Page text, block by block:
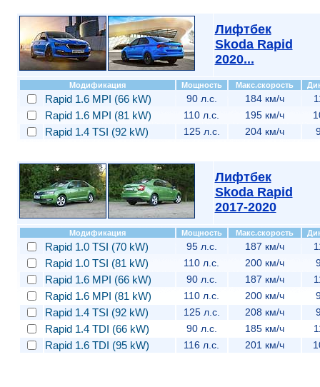
Лифтбек
Skoda Rapid
2020...
Модификация Мощность Макс.скорость
Rapid 1.6 MPI (66 kW) 90 л.с. 184 км/ч
Rapid 1.6 MPI (81 kW) 110 л.с. 195 км/ч
Rapid 1.4 TSI (92 kW) 125 л.с. 204 км/ч
Лифтбек
Skoda Rapid
2017-2020
Модификация Мощность Макс.скорость
Rapid 1.0 TSI (70 kW) 95 л.с. 187 км/ч
Rapid 1.0 TSI (81 kW) 110 л.с. 200 км/ч
Rapid 1.6 MPI (66 kW) 90 л.с. 187 км/ч
Rapid 1.6 MPI (81 kW) 110 л.с. 200 км/ч
Rapid 1.4 TSI (92 kW) 125 л.с. 208 км/ч
Rapid 1.4 TDI (66 kW) 90 л.с. 185 км/ч
Rapid 1.6 TDI (95 kW) 116 л.с. 201 км/ч